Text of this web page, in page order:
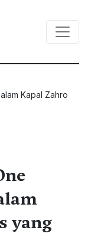
Kapal Zahro
yang